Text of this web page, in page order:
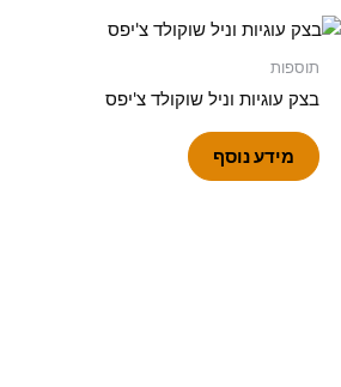
תוספות
בצק עוגיות וניל שוקולד צ'יפס
מידע נוסף